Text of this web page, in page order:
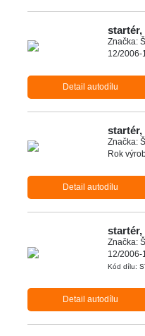
startér,
Značka:
12/2006-
Detail autodílu
startér,
Značka:
Rok
Detail autodílu
startér,
Značka:
12/2006-
Kód dílu:
Detail autodílu